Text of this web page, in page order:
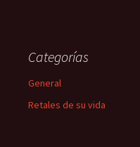
Categorías
General
Retales de su vida